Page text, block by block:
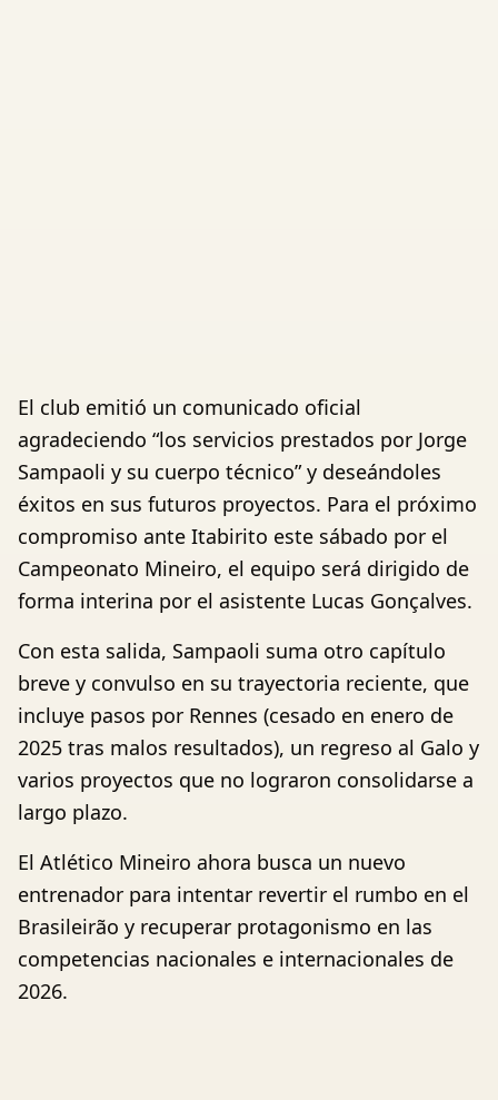
El club emitió un comunicado oficial
agradeciendo “los servicios prestados por Jorge
Sampaoli y su cuerpo técnico” y deseándoles
éxitos en sus futuros proyectos. Para el próximo
compromiso ante Itabirito este sábado por el
Campeonato Mineiro, el equipo será dirigido de
forma interina por el asistente Lucas Gonçalves.
Con esta salida, Sampaoli suma otro capítulo
breve y convulso en su trayectoria reciente, que
incluye pasos por Rennes (cesado en enero de
2025 tras malos resultados), un regreso al Galo y
varios proyectos que no lograron consolidarse a
largo plazo.
El Atlético Mineiro ahora busca un nuevo
entrenador para intentar revertir el rumbo en el
Brasileirão y recuperar protagonismo en las
competencias nacionales e internacionales de
2026.